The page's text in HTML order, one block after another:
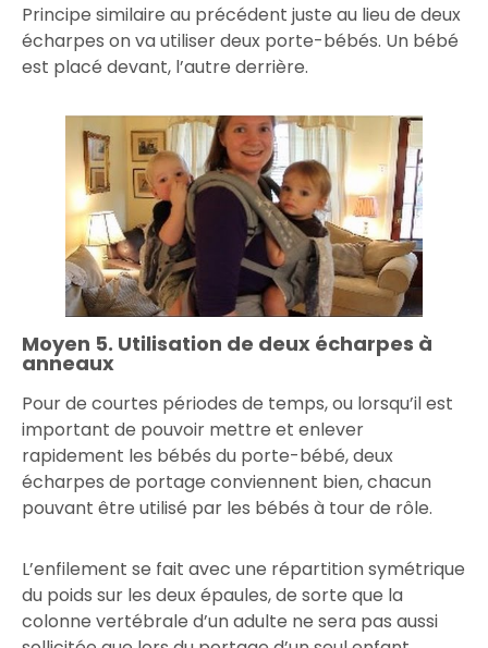
Principe similaire au précédent juste au lieu de deux
écharpes on va utiliser deux porte-bébés. Un bébé
est placé devant, l’autre derrière.
Moyen 5. Utilisation de deux écharpes à
anneaux
Pour de courtes périodes de temps, ou lorsqu’il est
important de pouvoir mettre et enlever
rapidement les bébés du porte-bébé, deux
écharpes de portage conviennent bien, chacun
pouvant être utilisé par les bébés à tour de rôle.
L’enfilement se fait avec une répartition symétrique
du poids sur les deux épaules, de sorte que la
colonne vertébrale d’un adulte ne sera pas aussi